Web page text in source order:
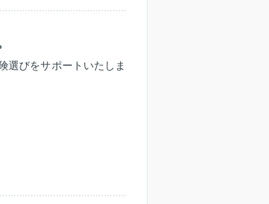
選びをサポートいたしま